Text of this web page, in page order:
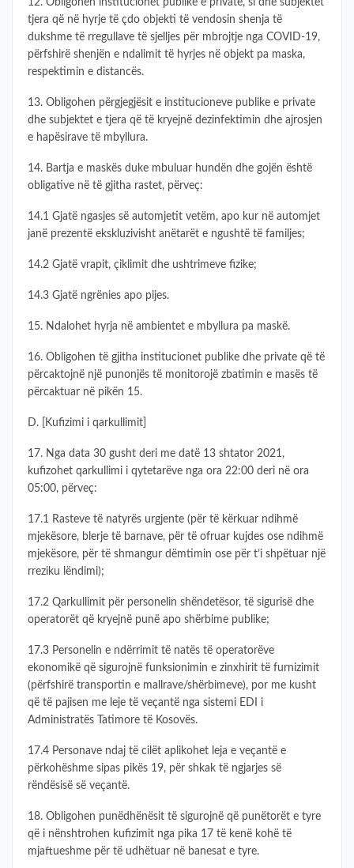
12. Obligohen institucionet publike e private, si dhe subjektet
tjera që në hyrje të çdo objekti të vendosin shenja të
dukshme të rregullave të sjelljes për mbrojtje nga COVID-19,
përfshirë shenjën e ndalimit të hyrjes në objekt pa maska,
respektimin e distancës.
13. Obligohen përgjegjësit e institucioneve publike e private
dhe subjektet e tjera që të kryejnë dezinfektimin dhe ajrosjen
e hapësirave të mbyllura.
14. Bartja e maskës duke mbuluar hundën dhe gojën është
obligative në të gjitha rastet, përveç:
14.1 Gjatë ngasjes së automjetit vetëm, apo kur në automjet
janë prezentë ekskluzivisht anëtarët e ngushtë të familjes;
14.2 Gjatë vrapit, çiklimit dhe ushtrimeve fizike;
14.3 Gjatë ngrënies apo pijes.
15. Ndalohet hyrja në ambientet e mbyllura pa maskë.
16. Obligohen të gjitha institucionet publike dhe private që të
përcaktojnë një punonjës të monitorojë zbatimin e masës të
përcaktuar në pikën 15.
D. [Kufizimi i qarkullimit]
17. Nga data 30 gusht deri me datë 13 shtator 2021,
kufizohet qarkullimi i qytetarëve nga ora 22:00 deri në ora
05:00, përveç:
17.1 Rasteve të natyrës urgjente (për të kërkuar ndihmë
mjekësore, blerje të barnave, për të ofruar kujdes ose ndihmë
mjekësore, për të shmangur dëmtimin ose për t’i shpëtuar një
rreziku lëndimi);
17.2 Qarkullimit për personelin shëndetësor, të sigurisë dhe
operatorët që kryejnë punë apo shërbime publike;
17.3 Personelin e ndërrimit të natës të operatorëve
ekonomikë që sigurojnë funksionimin e zinxhirit të furnizimit
(përfshirë transportin e mallrave/shërbimeve), por me kusht
që të pajisen me leje të veçantë nga sistemi EDI i
Administratës Tatimore të Kosovës.
17.4 Personave ndaj të cilët aplikohet leja e veçantë e
përkohëshme sipas pikës 19, për shkak të ngjarjes së
rëndësisë së veçantë.
18. Obligohen punëdhënësit të sigurojnë që punëtorët e tyre
që i nënshtrohen kufizimit nga pika 17 të kenë kohë të
mjaftueshme për të udhëtuar në banesat e tyre.